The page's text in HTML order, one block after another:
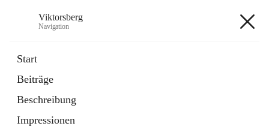
Viktorsberg
Navigation
Start
Beiträge
Beschreibung
Impressionen
1 Schnellzugriff
Bürgerservice